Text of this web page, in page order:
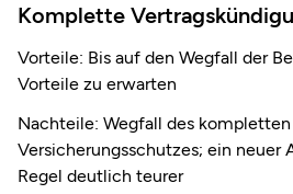
Komplette
Vorteile: Bis auf den Wegfall der
Vorteile zu erwarten
Nachteile: Wegfall des kompletten
Versicherungsschutzes; ein neuer
Regel deutlich teurer